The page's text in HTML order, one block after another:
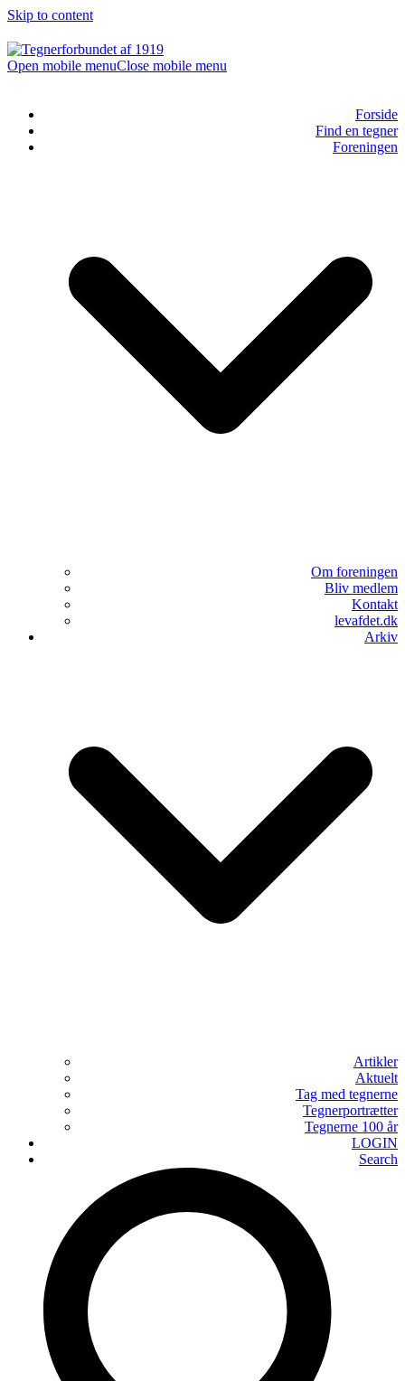
Skip to content
Open mobile menuClose mobile menu
Forside
Find en tegner
Foreningen
Om foreningen
Bliv medlem
Kontakt
levafdet.dk
Arkiv
Artikler
Aktuelt
Tag med tegnerne
Tegnerportrætter
Tegnerne 100 år
LOGIN
Search